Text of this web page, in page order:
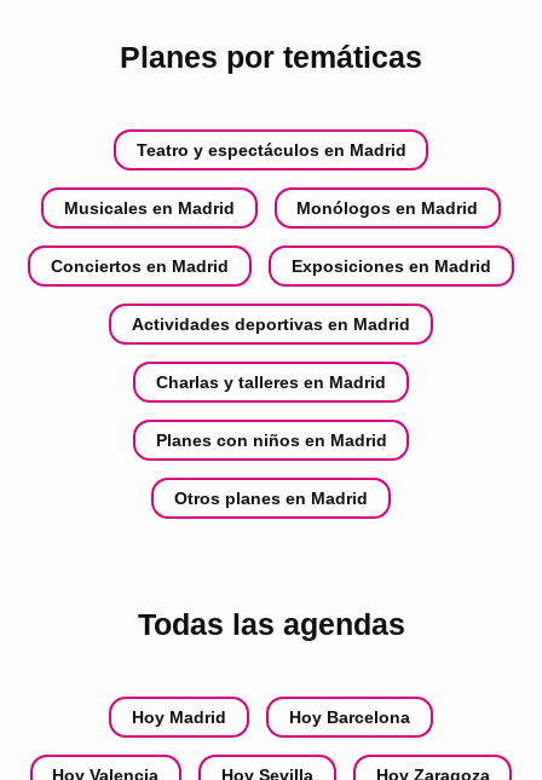
Planes por temáticas
Teatro y espectáculos en Madrid
Musicales en Madrid Monólogos en Madrid
Conciertos en Madrid Exposiciones en Madrid
Actividades deportivas en Madrid
Charlas y talleres en Madrid
Planes con niños en Madrid
Otros planes en Madrid
Todas las agendas
Hoy Madrid Hoy Barcelona
Hoy Valencia Hoy Sevilla Hoy Zaragoza